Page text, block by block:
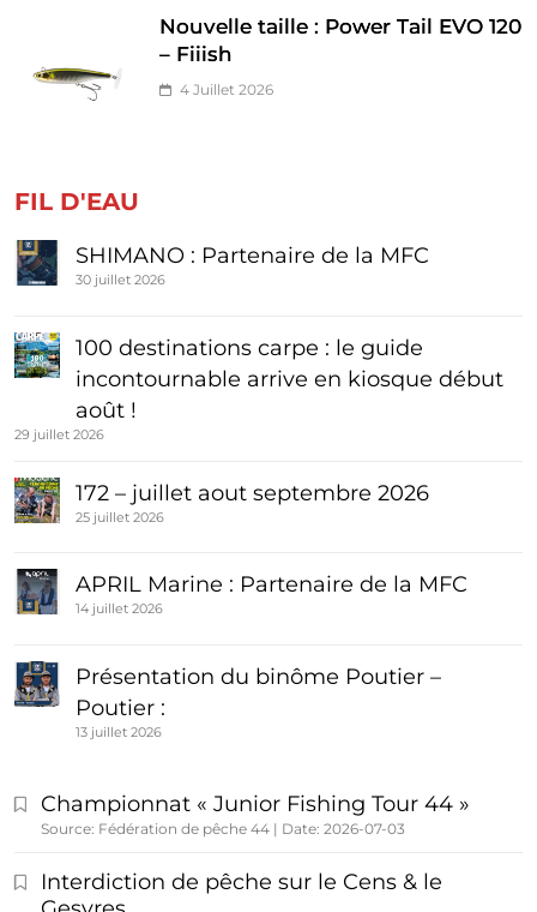
Nouvelle taille : Power Tail EVO 120
– Fiiish
4 Juillet 2026
FIL D'EAU
SHIMANO : Partenaire de la MFC
30 juillet 2026
100 destinations carpe : le guide
incontournable arrive en kiosque début
août !
29 juillet 2026
172 – juillet aout septembre 2026
25 juillet 2026
APRIL Marine : Partenaire de la MFC
14 juillet 2026
Présentation du binôme Poutier –
Poutier :
13 juillet 2026
Championnat « Junior Fishing Tour 44 »
Source: Fédération de pêche 44 Date: 2026-07-03
Interdiction de pêche sur le Cens & le